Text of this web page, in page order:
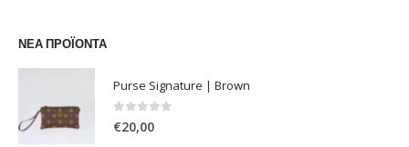
ΝΈΑ ΠΡΟΪΌΝΤΑ
Purse Signature | Brown
0 out of 5
€20,00